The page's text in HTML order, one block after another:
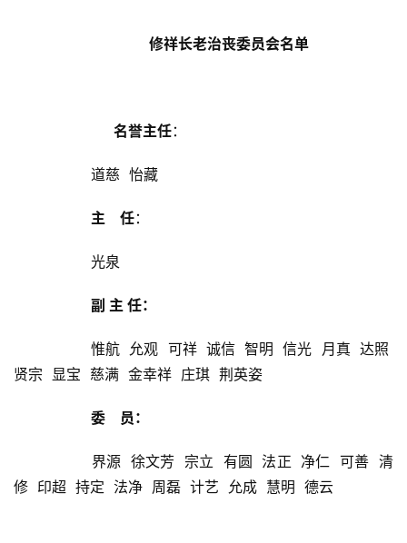
修祥长老治丧委员会名单
名誉主任：
道慈  怡藏
主    任：
光泉
副 主 任：
惟航  允观  可祥  诚信  智明  信光  月真  达照
贤宗  显宝  慈满  金幸祥  庄琪  荆英姿
委    员：
界源  徐文芳  宗立  有圆  法正  净仁  可善  清
修  印超  持定  法净  周磊  计艺  允成  慧明  德云